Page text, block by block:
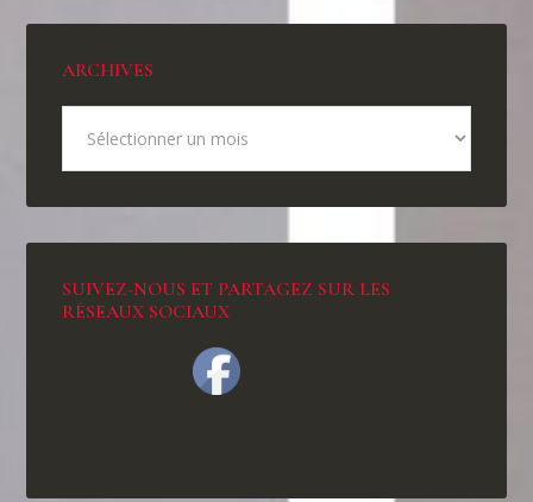
ARCHIVES
SUIVEZ-NOUS ET PARTAGEZ SUR LES
RÉSEAUX SOCIAUX